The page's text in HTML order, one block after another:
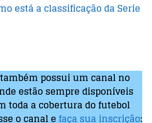
está a classificação da Serie
também possui um canal no
estão sempre disponíveis
toda a cobertura do futebol
o canal e faça sua inscrição: